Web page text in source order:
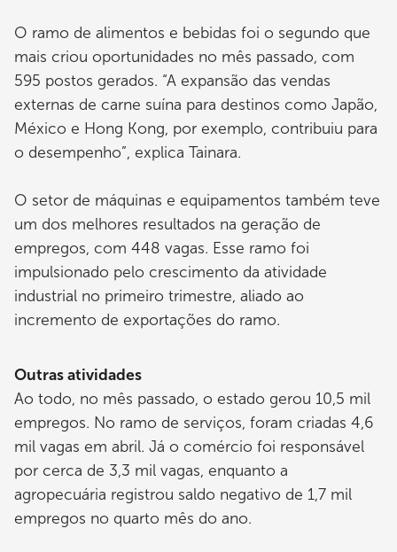
O ramo de alimentos e bebidas foi o segundo que
mais criou oportunidades no mês passado, com
595 postos gerados. “A expansão das vendas
externas de carne suína para destinos como Japão,
México e Hong Kong, por exemplo, contribuiu para
o desempenho”, explica Tainara.
O setor de máquinas e equipamentos também teve
um dos melhores resultados na geração de
empregos, com 448 vagas. Esse ramo foi
impulsionado pelo crescimento da atividade
industrial no primeiro trimestre, aliado ao
incremento de exportações do ramo.
Outras atividades
Ao todo, no mês passado, o estado gerou 10,5 mil
empregos. No ramo de serviços, foram criadas 4,6
mil vagas em abril. Já o comércio foi responsável
por cerca de 3,3 mil vagas, enquanto a
agropecuária registrou saldo negativo de 1,7 mil
empregos no quarto mês do ano.